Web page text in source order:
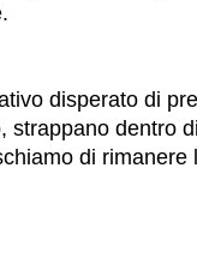
disperato di
strappano dentro
di rimanere